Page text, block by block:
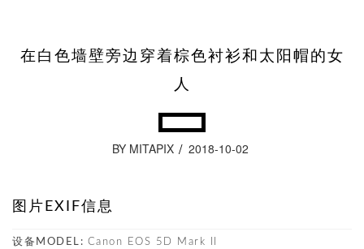
在白色墙壁旁边穿着棕色衬衫和太阳帽的女
人
BY MITAPIX 2018-10-02
图片EXIF信息
设备MODEL: Canon EOS 5D Mark II